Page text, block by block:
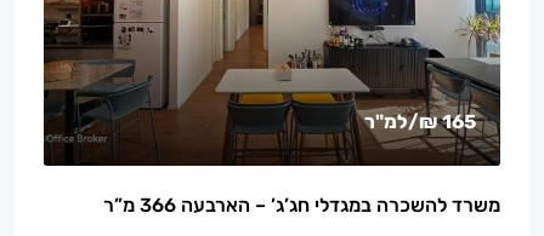
165 ₪ /למ"ר
משרד להשכרה במגדלי חג’ג’ – הארבעה 366 מ”ר